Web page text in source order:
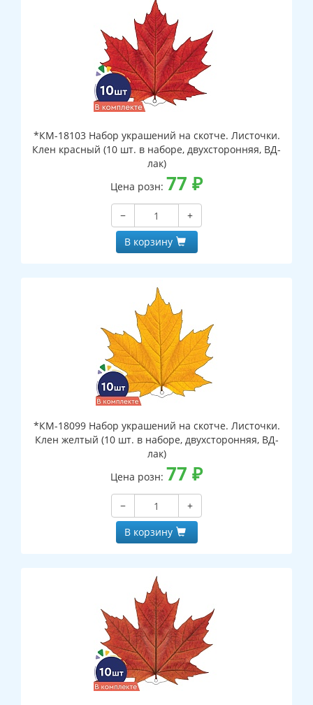
*КМ-18103 Набор украшений на скотче. Листочки.
Клен красный (10 шт. в наборе, двухсторонняя, ВД-
лак)
Цена розн: 77 ₽
−
+
В корзину
*КМ-18099 Набор украшений на скотче. Листочки.
Клен желтый (10 шт. в наборе, двухсторонняя, ВД-
лак)
Цена розн: 77 ₽
−
+
В корзину